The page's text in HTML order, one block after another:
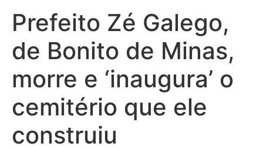
Prefeito Zé Galego,
de Bonito de Minas,
morre e ‘inaugura’ o
cemitério que ele
construiu